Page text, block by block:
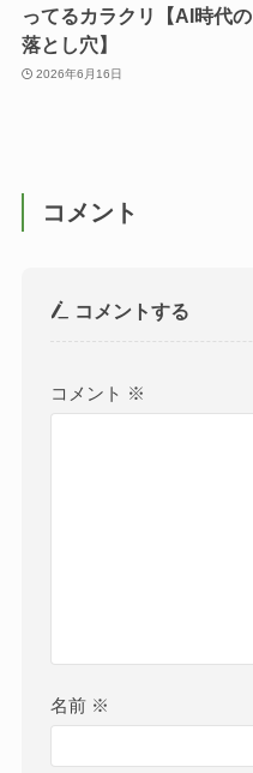
ってるカラクリ【AI時代の
落とし穴】
2026年6月16日
コメント
コメントする
コメント ※
名前 ※